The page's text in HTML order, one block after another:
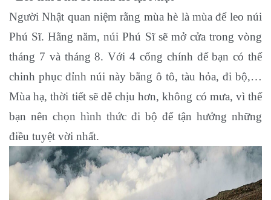
Người Nhật quan niệm rằng mùa hè là mùa để leo núi
Phú Sĩ. Hằng năm, núi Phú Sĩ sẽ mở cửa trong vòng
tháng 7 và tháng 8. Với 4 cổng chính để bạn có thể
chinh phục đỉnh núi này bằng ô tô, tàu hỏa, đi bộ,…
Mùa hạ, thời tiết sẽ dễ chịu hơn, không có mưa, vì thế
bạn nên chọn hình thức đi bộ để tận hưởng những
điều tuyệt vời nhất.